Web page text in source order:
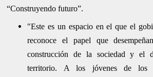
“Construyendo futuro”.
"Este es un espacio en el que el
reconoce el papel que
construcción de la sociedad y el
territorio. A los jóvenes de los